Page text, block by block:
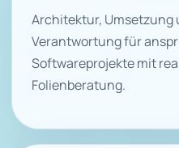
Architektur, Umsetzung
Verantwortung für
Softwareprojekte mit
Folienberatung.